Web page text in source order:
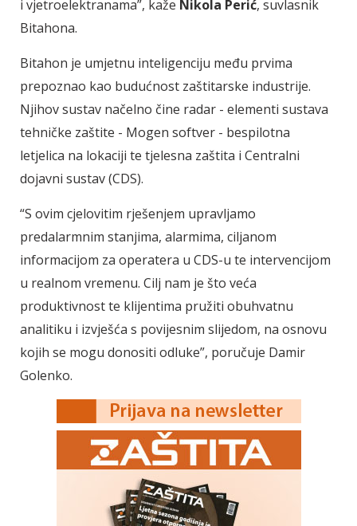
i vjetroelektranama”, kaže Nikola Perić, suvlasnik
Bitahona.
Bitahon je umjetnu inteligenciju među prvima
prepoznao kao budućnost zaštitarske industrije.
Njihov sustav načelno čine radar - elementi sustava
tehničke zaštite - Mogen softver - bespilotna
letjelica na lokaciji te tjelesna zaštita i Centralni
dojavni sustav (CDS).
“S ovim cjelovitim rješenjem upravljamo
predalarmnim stanjima, alarmima, ciljanom
informacijom za operatera u CDS-u te intervencijom
u realnom vremenu. Cilj nam je što veća
produktivnost te klijentima pružiti obuhvatnu
analitiku i izvješća s povijesnim slijedom, na osnovu
kojih se mogu donositi odluke”, poručuje Damir
Golenko.